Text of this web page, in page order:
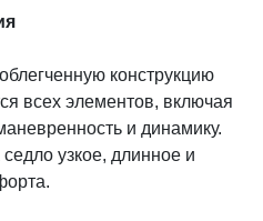
конструкцию
всех элементов, включая
и динамику.
узкое, длинное и